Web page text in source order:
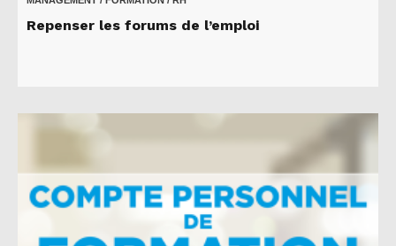
Repenser les forums de l’emploi